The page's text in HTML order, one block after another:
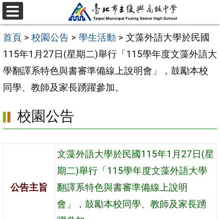
跳
至
主
要
內
容
選
單
首頁 > 校園公告 > 學生活動 > 文藻外語大學於民國
115年1月27日(星期二)舉行「115學年度文藻外語大
學翻譯系特色與書審準備線上說明會」，鼓勵本校
同學、教師及家長踴躍參加。
校園公告
公告主旨
文藻外語大學於民國115年1月27日(星
期二)舉行「115學年度文藻外語大學
翻譯系特色與書審準備線上說明
會」，鼓勵本校同學、教師及家長踴